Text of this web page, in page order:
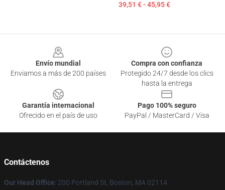
39,51 € - 45,95 €
Envío mundial
Enviamos a más de 200 países
Compra con confianza
Protegido 24/7 desde los clics
hasta la entrega
Garantía internacional
Ofrecido en el país de uso
Pago 100% seguro
PayPal / MasterCard / Visa
Contáctenos
Our Head Office: 200 Portland St, Boston, MA 02114